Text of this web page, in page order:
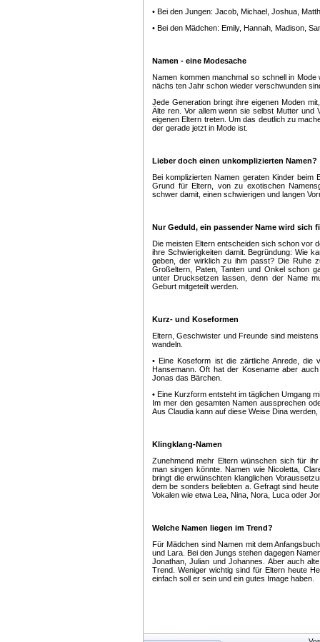
• Bei den Jungen: Jacob, Michael, Joshua,
• Bei den Mädchen: Emily, Hannah, Madison,
Namen - eine Modesache
Namen kommen manchmal so schnell in
nächs ten Jahr schon wieder verschwunden
Jede Generation bringt ihre eigenen Moden
Älte ren. Vor allem wenn sie selbst Mutter und
eigenen Eltern treten. Um das deutlich zu
der gerade jetzt in Mode ist.
Lieber doch einen unkomplizierten Namen?
Bei komplizierten Namen geraten Kinder beim
Grund für Eltern, von zu exotischen
schwer damit, einen schwierigen und langen
Nur Geduld, ein passender Name wird sich
Die meisten Eltern entscheiden sich schon vor
ihre Schwierigkeiten damit. Begründung: Wie
geben, der wirklich zu ihm passt? Die Ruhe
Großeltern, Paten, Tanten und Onkel schon
unter Drucksetzen lassen, denn der Name
Geburt mitgeteilt werden.
Kurz- und Koseformen
Eltern, Geschwister und Freunde sind
wandeln.
• Eine Koseform ist die zärtliche Anrede,
Hansemann. Oft hat der Kosename aber
Jonas das Bärchen.
• Eine Kurzform entsteht im täglichen Umgang
Im mer den gesamten Namen aussprechen
Aus Claudia kann auf diese Weise Dina
Klingklang-Namen
Zunehmend mehr Eltern wünschen sich für
man singen könnte. Namen wie Nicoletta,
bringt die erwünschten klanglichen
dem be sonders beliebten a. Gefragt sind
Vokalen wie etwa Lea, Nina, Nora, Luca oder
Welche Namen liegen im Trend?
Für Mädchen sind Namen mit dem
und Lara. Bei den Jungs stehen dagegen
Jonathan, Julian und Johannes. Aber auch
Trend. Weniger wichtig sind für Eltern heute
einfach soll er sein und ein gutes Image haben.